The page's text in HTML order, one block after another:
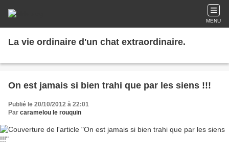
MENU
La vie ordinaire d'un chat extraordinaire.
On est jamais si bien trahi que par les siens !!!
Publié le 20/10/2012 à 22:01
Par caramelou le rouquin